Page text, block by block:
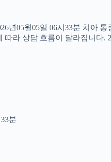
년05월05일 06시33분 치아
라 상담 흐름이 달라집니다
분